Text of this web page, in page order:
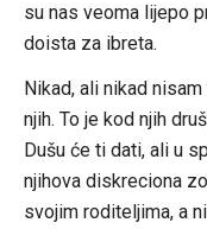
su nas veoma lijepo
doista za ibreta.
Nikad, ali nikad
njih. To je kod njih
Dušu će ti dati, ali u
njihova diskreciona
svojim roditeljima, a